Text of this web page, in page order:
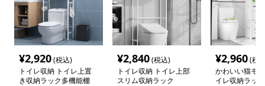
¥2,920(税込)
トイレ収納 トイレ上置
き収納ラック多機能棚
¥2,840(税込)
トイレ収納 トイレ上部
スリム収納ラック
¥2,960(税
かわいい猫モ
イレ収納ラック